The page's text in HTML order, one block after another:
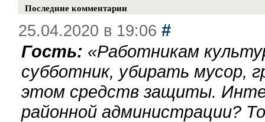
Последние комментарии
25.04.2020 в 19:06 #
Гость: «Работникам
субботник, убирать мусор,
этом средств защиты.
районной администрации?